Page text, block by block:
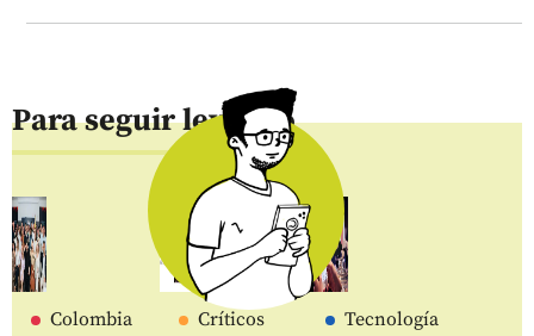
Para seguir leyendo
Colombia Críticos Tecnología